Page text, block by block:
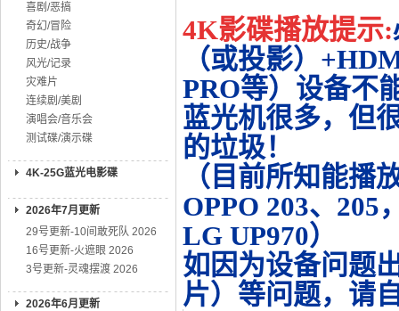
喜剧/恶搞
奇幻/冒险
历史/战争
风光/记录
灾难片
连续剧/美剧
演唱会/音乐会
测试碟/演示碟
4K-25G蓝光电影碟
2026年7月更新
29号更新-10间敢死队 2026
16号更新-火遮眼 2026
3号更新-灵魂摆渡 2026
2026年6月更新
4K影碟播放提示:
（或投影）
PRO等）设备不
蓝光机很多，但
的垃圾！
（目前所知能播
OPPO 203、205
LG UP970）
如因为设备问题
片）等问题，请